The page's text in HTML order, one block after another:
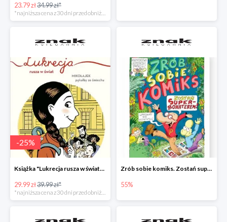
23.79 zł34.99 zł*
-25%
Książka "Lukrecja rusza w świat" -25%
29.99 zł39.99 zł*
*najniższa cena z 30 dni przed obniżką
Zrób sobie komiks. Zostań superbohaterem
55%